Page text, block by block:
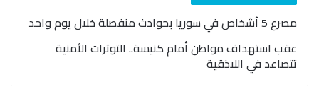
مصرع 5 أشخاص في سوريا بحوادث منفصلة خلال يوم واحد
عقب استهداف مواطن أمام كنيسة.. التوترات الأمنية
تتصاعد في اللاذقية